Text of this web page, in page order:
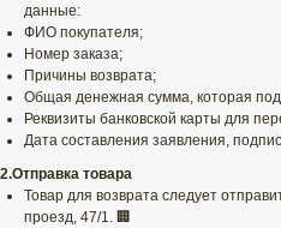
данные:
ФИО покупателя;
Номер заказа;
Причины возврата;
Общая денежная сумма, которая
Реквизиты банковской карты для
Дата составления заявления,
2.Отправка товара
Товар для возврата следует
проезд, 47/1. 🏢